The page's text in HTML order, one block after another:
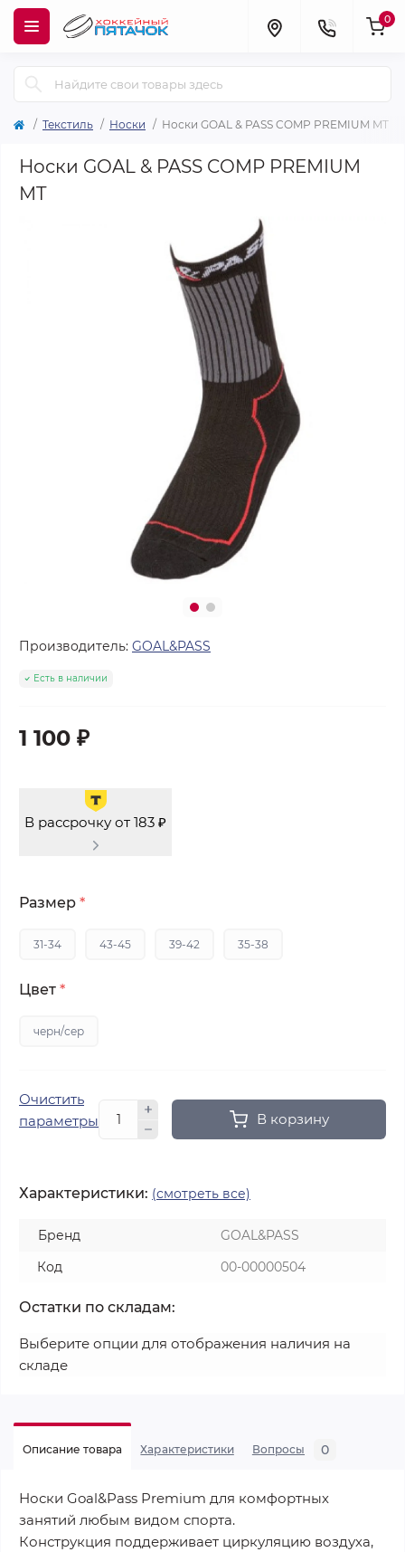
0
Текстиль Носки Носки GOAL & PASS COMP PREMIUM MT
Носки GOAL & PASS COMP PREMIUM
MT
Производитель: GOAL&PASS
Есть в наличии
1 100 ₽
В рассрочку от 183 ₽
Размер *
31-34 43-45 39-42 35-38
Цвет *
черн/сер
Очистить
параметры
В корзину
Характеристики: (смотреть все)
Бренд
GOAL&PASS
Код
00-00000504
Остатки по складам:
Выберите опции для отображения наличия на
складе
Описание товара Характеристики Вопросы 0
Носки Goal&Pass Premium для комфортных
занятий любым видом спорта.
Конструкция поддерживает циркуляцию воздуха,